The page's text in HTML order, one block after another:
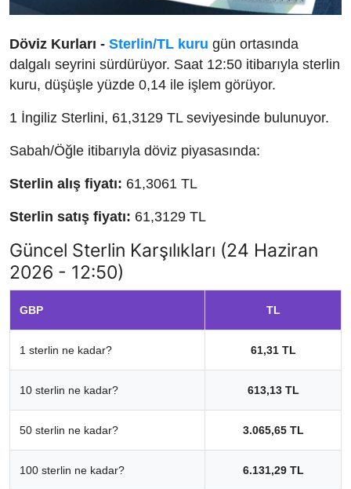
Döviz Kurları - Sterlin/TL kuru gün ortasında
dalgalı seyrini sürdürüyor. Saat 12:50 itibarıyla sterlin
kuru, düşüşle yüzde 0,14 ile işlem görüyor.
1 İngiliz Sterlini, 61,3129 TL seviyesinde bulunuyor.
Sabah/Öğle itibarıyla döviz piyasasında:
Sterlin alış fiyatı: 61,3061 TL
Sterlin satış fiyatı: 61,3129 TL
Güncel Sterlin Karşılıkları (24 Haziran
2026 - 12:50)
GBP TL
1 sterlin ne kadar? 61,31 TL
10 sterlin ne kadar? 613,13 TL
50 sterlin ne kadar? 3.065,65 TL
100 sterlin ne kadar? 6.131,29 TL